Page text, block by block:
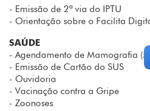
- Emissão de 2ª via do IPTU
- Orientação sobre o Facilita
SAÚDE
- Agendamento de Mamografia
- Emissão de Cartão do SUS
- Ouvidoria
- Vacinação contra a Gripe
- Zoonoses